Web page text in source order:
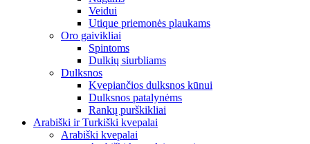
Veidui
Utique priemonės plaukams
Oro gaivikliai
Spintoms
Dulkių siurbliams
Dulksnos
Kvepiančios dulksnos kūnui
Dulksnos patalynėms
Rankų purškikliai
Arabiški ir Turkiški kvepalai
Arabiški kvepalai